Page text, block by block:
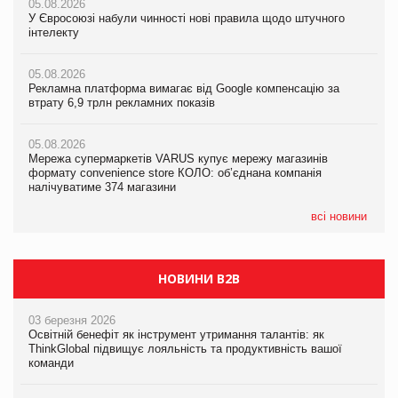
05.08.2026
У Євросоюзі набули чинності нові правила щодо штучного
інтелекту
05.08.2026
Рекламна платформа вимагає від Google компенсацію за
втрату 6,9 трлн рекламних показів
05.08.2026
Мережа супермаркетів VARUS купує мережу магазинів
формату convenience store КОЛО: об’єднана компанія
налічуватиме 374 магазини
всі новини
05.08.2026
У Євросоюзі набули чинності нові правила щодо штучного
інтелекту
05.08.2026
Рекламна платформа вимагає від Google компенсацію за
втрату 6,9 трлн рекламних показів
05.08.2026
Мережа супермаркетів VARUS купує мережу магазинів
формату convenience store КОЛО: об’єднана компанія
налічуватиме 374 магазини
05.08.2026
У Євросоюзі набули чинності нові правила щодо штучного
інтелекту
05.08.2026
Рекламна платформа вимагає від Google компенсацію за
втрату 6,9 трлн рекламних показів
05.08.2026
Adidas витратила понад $1 млрд на маркетинг за квартал
НОВИНИ B2B
03 березня 2026
Освітній бенефіт як інструмент утримання талантів: як
ThinkGlobal підвищує лояльність та продуктивність вашої
команди